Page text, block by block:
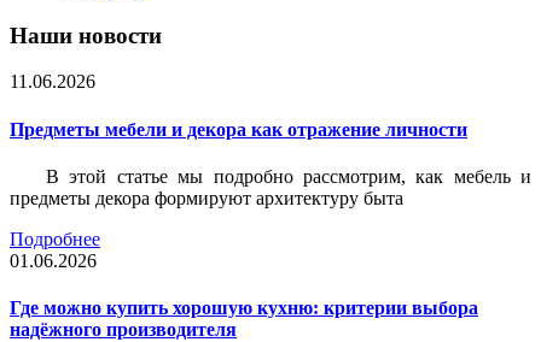
Наши новости
11.06.2026
Предметы мебели и декора как отражение личности
В этой статье мы подробно рассмотрим, как мебель и
предметы декора формируют архитектуру быта
Подробнее
01.06.2026
Где можно купить хорошую кухню: критерии выбора
надёжного производителя